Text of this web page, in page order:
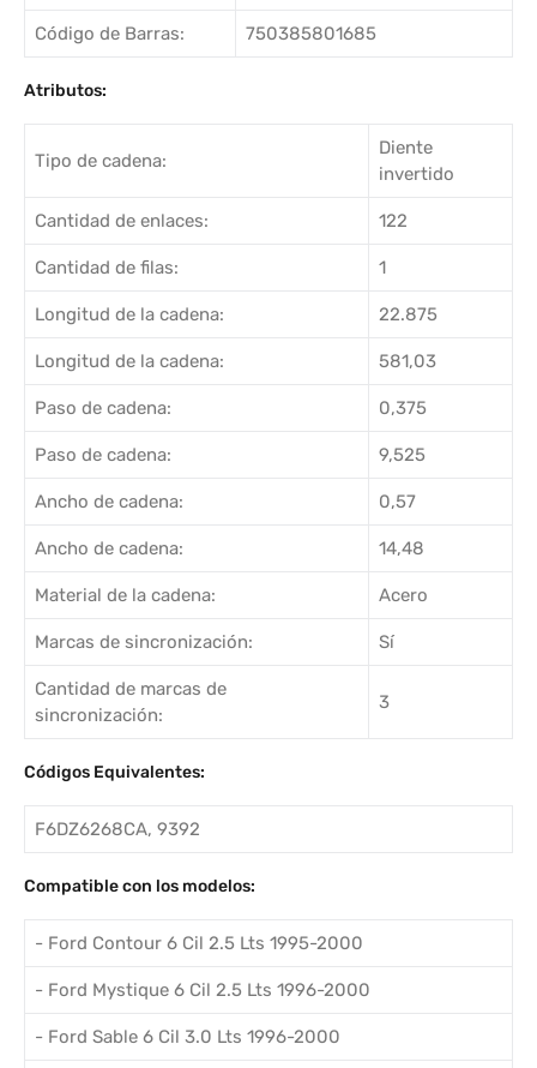
Código de Barras: 750385801685
Atributos:
Tipo de cadena:
Diente
invertido
Cantidad de enlaces: 122
Cantidad de filas: 1
Longitud de la cadena: 22.875
Longitud de la cadena: 581,03
Paso de cadena: 0,375
Paso de cadena: 9,525
Ancho de cadena: 0,57
Ancho de cadena: 14,48
Material de la cadena: Acero
Marcas de sincronización: Sí
Cantidad de marcas de
sincronización:
3
Códigos Equivalentes:
F6DZ6268CA, 9392
Compatible con los modelos:
- Ford Contour 6 Cil 2.5 Lts 1995-2000
- Ford Mystique 6 Cil 2.5 Lts 1996-2000
- Ford Sable 6 Cil 3.0 Lts 1996-2000